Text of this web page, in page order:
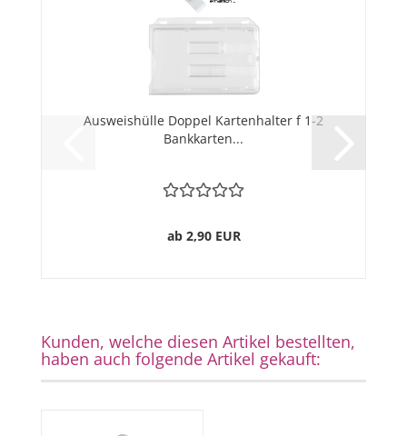
Ausweishülle Doppel Kartenhalter f 1-2
Bankkarten...
ab 2,90 EUR
Kunden, welche diesen Artikel bestellten,
haben auch folgende Artikel gekauft: